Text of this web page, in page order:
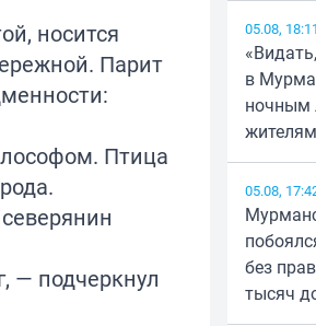
носится
Парит
Птица
— подчеркнул
05.08, 18:11
в
ночным
05.08,
без
тысяч